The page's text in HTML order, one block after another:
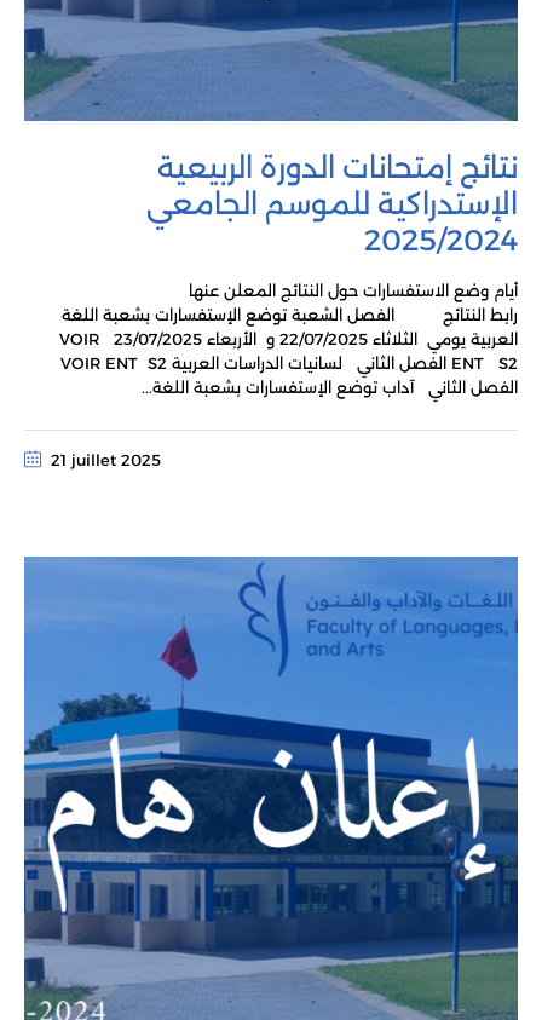
نتائج إمتحانات الدورة الربيعية
الإستدراكية للموسم الجامعي
2025/2024
أيام وضع الاستفسارات حول النتائج المعلن عنها
رابط النتائج الفصل الشعبة توضع الإستفسارات بشعبة اللغة
العربية يومي الثلاثاء 22/07/2025 و الأربعاء 23/07/2025 VOIR
ENT S2 الفصل الثاني لسانيات الدراسات العربية VOIR ENT S2
الفصل الثاني آداب توضع الإستفسارات بشعبة اللغة...
21 juillet 2025